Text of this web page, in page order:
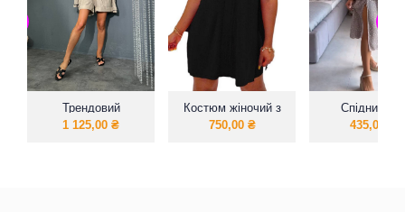
Трендовий
костюмчик із
1 125,00₴
Костюм жіночий з
еластичного
750,00 ₴
Спідничка з
розрізом
435,00